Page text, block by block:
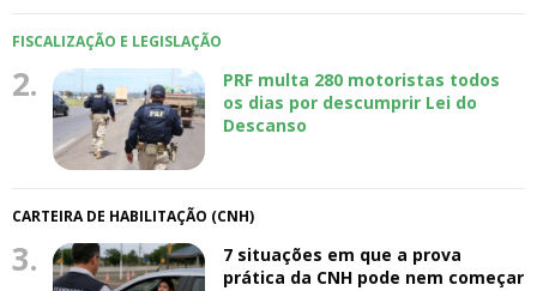
FISCALIZAÇÃO E LEGISLAÇÃO
2.
PRF multa 280 motoristas todos
os dias por descumprir Lei do
Descanso
CARTEIRA DE HABILITAÇÃO (CNH)
3.
7 situações em que a prova
prática da CNH pode nem começar